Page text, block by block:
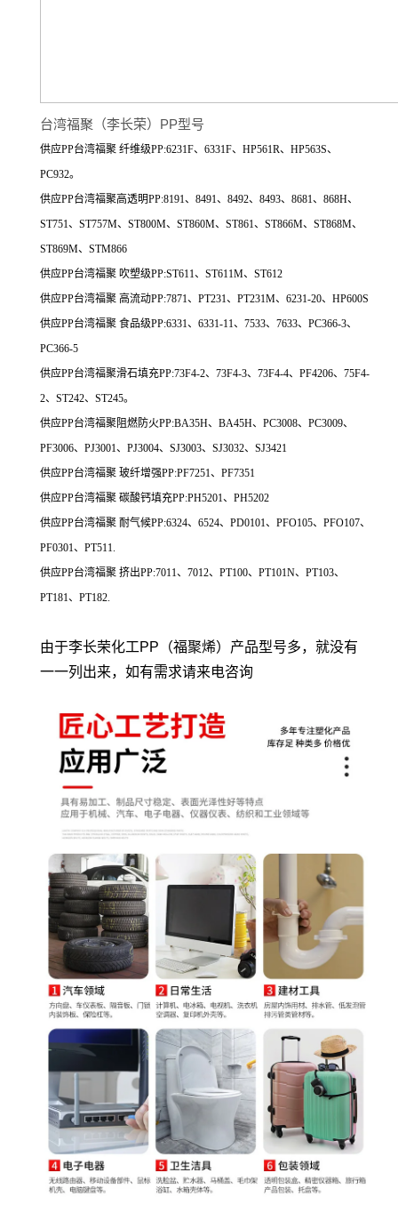
台湾福聚（李长荣）PP型号
供应PP台湾福聚 纤维级PP:6231F、6331F、HP561R、HP563S、
PC932。
供应PP台湾福聚高透明PP:8191、8491、8492、8493、8681、868H、
ST751、ST757M、ST800M、ST860M、ST861、ST866M、ST868M、
ST869M、STM866
供应PP台湾福聚 吹塑级PP:ST611、ST611M、ST612
供应PP台湾福聚 高流动PP:7871、PT231、PT231M、6231-20、HP600S
供应PP台湾福聚 食品级PP:6331、6331-11、7533、7633、PC366-3、
PC366-5
供应PP台湾福聚滑石填充PP:73F4-2、73F4-3、73F4-4、PF4206、75F4-
2、ST242、ST245。
供应PP台湾福聚阻燃防火PP:BA35H、BA45H、PC3008、PC3009、
PF3006、PJ3001、PJ3004、SJ3003、SJ3032、SJ3421
供应PP台湾福聚 玻纤增强PP:PF7251、PF7351
供应PP台湾福聚 碳酸钙填充PP:PH5201、PH5202
供应PP台湾福聚 耐气候PP:6324、6524、PD0101、PFO105、PFO107、
PF0301、PT511.
供应PP台湾福聚 挤出PP:7011、7012、PT100、PT101N、PT103、
PT181、PT182.
由于李长荣化工PP（福聚烯）产品型号多，就没有
一一列出来，如有需求请来电咨询